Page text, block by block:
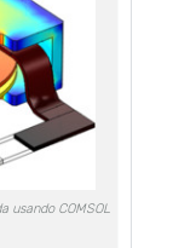
usando COMSOL